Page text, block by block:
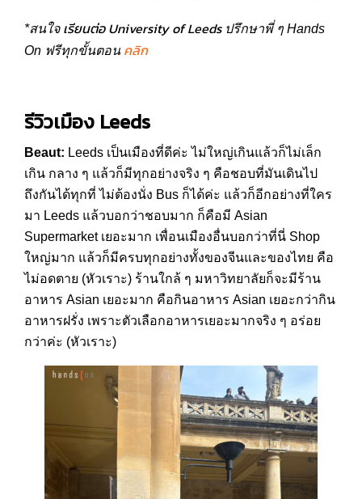
*สนใจ เรียนต่อ University of Leedsปรึกษาพี่ ๆ Hands
On ฟรีทุกขั้นตอน คลิก
รีวิวเมือง Leeds
Beaut: Leeds เป็นเมืองที่ดีค่ะ ไม่ใหญ่เกินแล้วก็ไม่เล็ก
เกิน กลาง ๆ แล้วก็มีทุกอย่างจริง ๆ คือชอบที่มันเดินไป
ถึงกันได้ทุกที่ ไม่ต้องนั่ง Bus ก็ได้ค่ะ แล้วก็อีกอย่างที่ใคร
มา Leeds แล้วบอกว่าชอบมาก ก็คือมี Asian
Supermarket เยอะมาก เพื่อนเมืองอื่นบอกว่าที่นี่ Shop
ใหญ่มาก แล้วก็มีครบทุกอย่างทั้งของจีนและของไทย คือ
ไม่อดตาย (หัวเราะ) ร้านใกล้ ๆ มหาวิทยาลัยก็จะมีร้าน
อาหาร Asian เยอะมาก คือกินอาหาร Asian เยอะกว่ากิน
อาหารฝรั่ง เพราะตัวเลือกอาหารเยอะมากจริง ๆ อร่อย
กว่าค่ะ (หัวเราะ)